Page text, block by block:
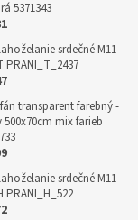
5371343
srdečné M11-
PRANI_T_2437
transparent farebný -
500x70cm mix farieb
srdečné M11-
PRANI_H_522